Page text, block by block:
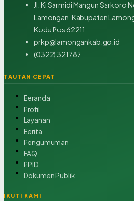
Jl. Ki Sarmidi Mangun Sarkoro
Lamongan, Kabupaten
Kode Pos 62211
prkp@lamongankab.go.id
(0322) 321787
TAUTAN CEPAT
Beranda
Profil
Layanan
Berita
Pengumuman
FAQ
PPID
Dokumen Publik
IKUTI KAMI